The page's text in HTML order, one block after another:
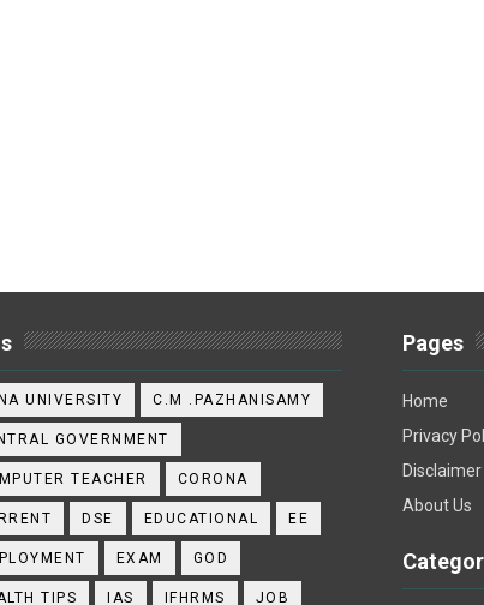
UNIVERSITY C.M .PAZHANISAMY
GOVERNMENT
TEACHER CORONA
DSE EDUCATIONAL EE
EXAM GOD
TIPS IAS IFHRMS JOB
Pages
Home
Privacy
Disclaimer
About Us